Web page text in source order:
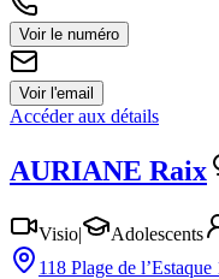
Voir le numéro
Voir l'email
Accéder aux détails
AURIANE Raix
Visio| Adolescents
118 Plage de